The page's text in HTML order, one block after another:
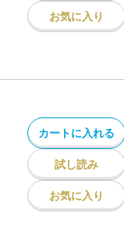
お気に入り
カートに入れる
試し読み
お気に入り